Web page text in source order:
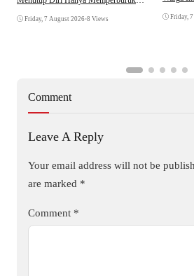
Friday, 7 August 2026•8 Views Friday,
Comment
Leave A Reply
Your email address will not be
are marked *
Comment *